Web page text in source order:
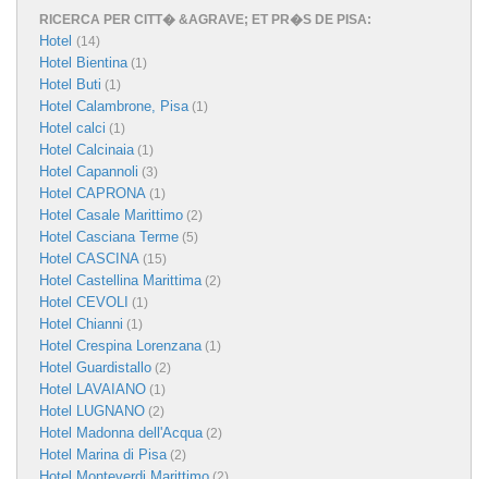
RICERCA PER CITT� &AGRAVE; ET PR�S DE PISA:
Hotel (14)
Hotel Bientina (1)
Hotel Buti (1)
Hotel Calambrone, Pisa (1)
Hotel calci (1)
Hotel Calcinaia (1)
Hotel Capannoli (3)
Hotel CAPRONA (1)
Hotel Casale Marittimo (2)
Hotel Casciana Terme (5)
Hotel CASCINA (15)
Hotel Castellina Marittima (2)
Hotel CEVOLI (1)
Hotel Chianni (1)
Hotel Crespina Lorenzana (1)
Hotel Guardistallo (2)
Hotel LAVAIANO (1)
Hotel LUGNANO (2)
Hotel Madonna dell'Acqua (2)
Hotel Marina di Pisa (2)